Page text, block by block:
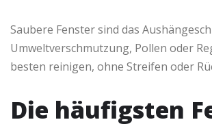
Saubere Fenster sind das
Umweltverschmutzung, Pollen oder
besten reinigen, ohne Streifen oder
Die häufigsten